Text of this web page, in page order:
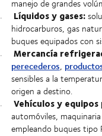
manejo de grandes
Líquidos y gases:
hidrocarburos, gas
buques equipados con
Mercancía
perecederos,
sensibles a la
origen a destino.
Vehículos y equipos
automóviles,
empleando buques tipo